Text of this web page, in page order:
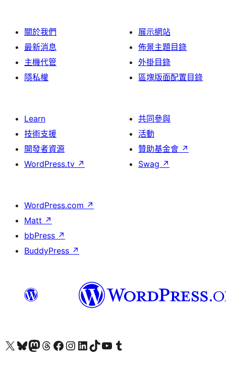
關於我們
最新消息
主機代管
隱私權
展示網站
佈景主題目錄
外掛目錄
區塊版面配置目錄
Learn
技術支援
開發者資源
WordPress.tv ↗
共同參與
活動
贊助基金會 ↗
Swag ↗
WordPress.com ↗
Matt ↗
bbPress ↗
BuddyPress ↗
查看我們的 X (之前的 Twitter) 帳號造訪我們的 Bluesky 帳號造訪我們的 Mastodon 帳號造訪我們的 Threads 帳號 造訪我們的 Facebook 粉絲專頁Visit our Instagram account
Visit our LinkedIn account
造訪我們的 TikTok 帳號Visit our YouTube channel
造訪我們的 Tumblr 帳號